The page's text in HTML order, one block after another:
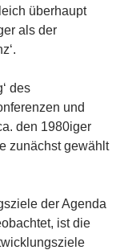
überhaupt
als der
des
und
den 1980iger
zunächst gewählt
der Agenda
ist die